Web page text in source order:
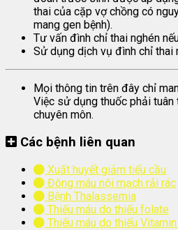
thai của cặp vợ chồng có
mang gen bệnh).
Tư vấn đình chỉ thai nghén
Sử dụng dịch vụ đình chỉ thai
Mọi thông tin trên đây chỉ
Việc sử dụng thuốc phải
chuyên môn.
Các bệnh liên quan
Xuất huyết giảm tiểu cầu
Đông máu nội mạch rải rác
Bệnh Thalassemia
Thiếu máu do thiếu folate
Thiếu máu do thiếu